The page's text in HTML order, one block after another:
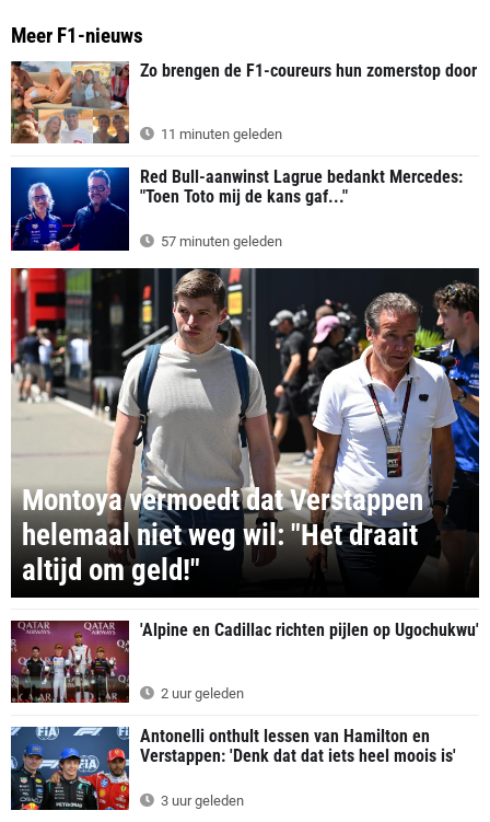
Meer F1-nieuws
Zo brengen de F1-coureurs hun zomerstop door
11 minuten geleden
Red Bull-aanwinst Lagrue bedankt Mercedes:
"Toen Toto mij de kans gaf..."
57 minuten geleden
Montoya vermoedt dat Verstappen
helemaal niet weg wil: "Het draait
altijd om geld!"
'Alpine en Cadillac richten pijlen op Ugochukwu'
2 uur geleden
Antonelli onthult lessen van Hamilton en
Verstappen: 'Denk dat dat iets heel moois is'
3 uur geleden